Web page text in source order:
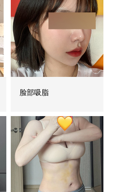
脸部吸脂